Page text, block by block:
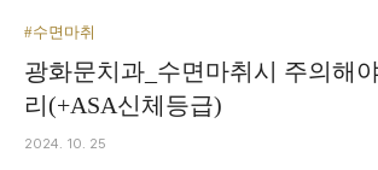
#수면마취
광화문치과_수면마취시 주의해
리(+ASA신체등급)
2024. 10. 25